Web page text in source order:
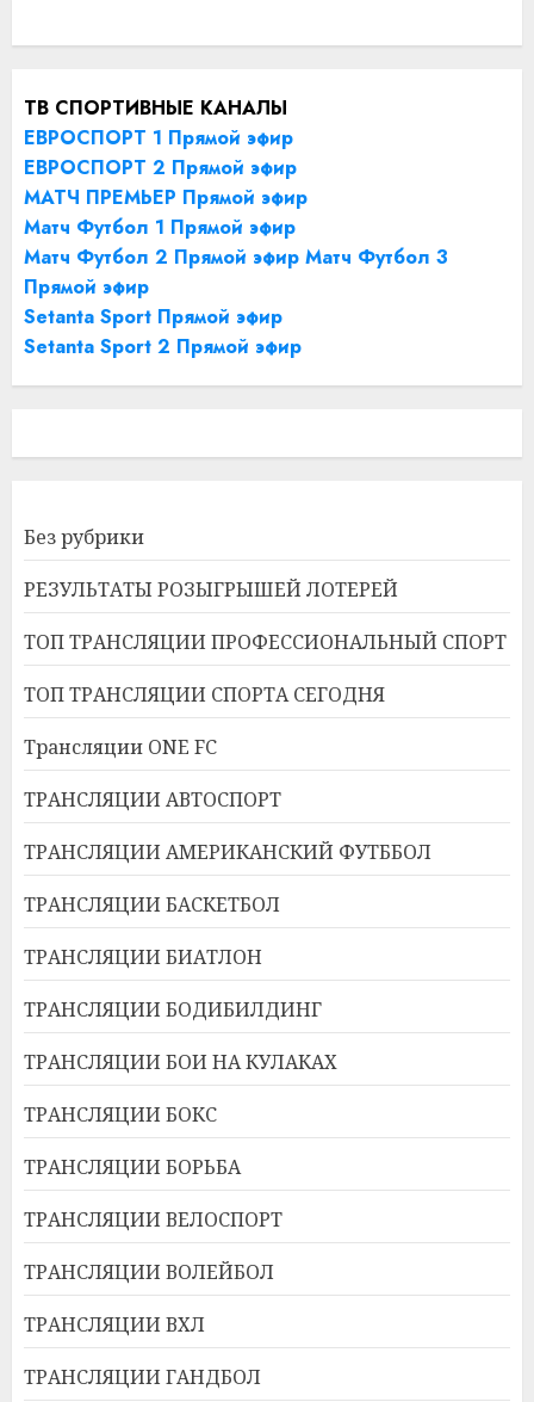
ТВ СПОРТИВНЫЕ КАНАЛЫ
ЕВРОСПОРТ 1 Прямой эфир
ЕВРОСПОРТ 2 Прямой эфир
МАТЧ ПРЕМЬЕР Прямой эфир
Матч Футбол 1 Прямой эфир
Матч Футбол 2 Прямой эфир Матч Футбол 3
Прямой эфир
Setanta Sport Прямой эфир
Setanta Sport 2 Прямой эфир
Без рубрики
РЕЗУЛЬТАТЫ РОЗЫГРЫШЕЙ ЛОТЕРЕЙ
ТОП ТРАНСЛЯЦИИ ПРОФЕССИОНАЛЬНЫЙ СПОРТ
ТОП ТРАНСЛЯЦИИ СПОРТА СЕГОДНЯ
Трансляции ONE FC
ТРАНСЛЯЦИИ АВТОСПОРТ
ТРАНСЛЯЦИИ АМЕРИКАНСКИЙ ФУТББОЛ
ТРАНСЛЯЦИИ БАСКЕТБОЛ
ТРАНСЛЯЦИИ БИАТЛОН
ТРАНСЛЯЦИИ БОДИБИЛДИНГ
ТРАНСЛЯЦИИ БОИ НА КУЛАКАХ
ТРАНСЛЯЦИИ БОКС
ТРАНСЛЯЦИИ БОРЬБА
ТРАНСЛЯЦИИ ВЕЛОСПОРТ
ТРАНСЛЯЦИИ ВОЛЕЙБОЛ
ТРАНСЛЯЦИИ ВХЛ
ТРАНСЛЯЦИИ ГАНДБОЛ